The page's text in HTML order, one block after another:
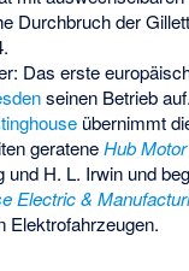
Durchbruch der
Das erste
seinen Betrieb auf.
übernimmt
gerateneHub
und H. L. Irwin und
Electric &
Elektrofahrzeugen.